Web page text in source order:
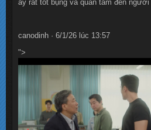
ấy rất tốt bụng và quan tâm đến người
canodinh · 6/1/26 lúc 13:57
">